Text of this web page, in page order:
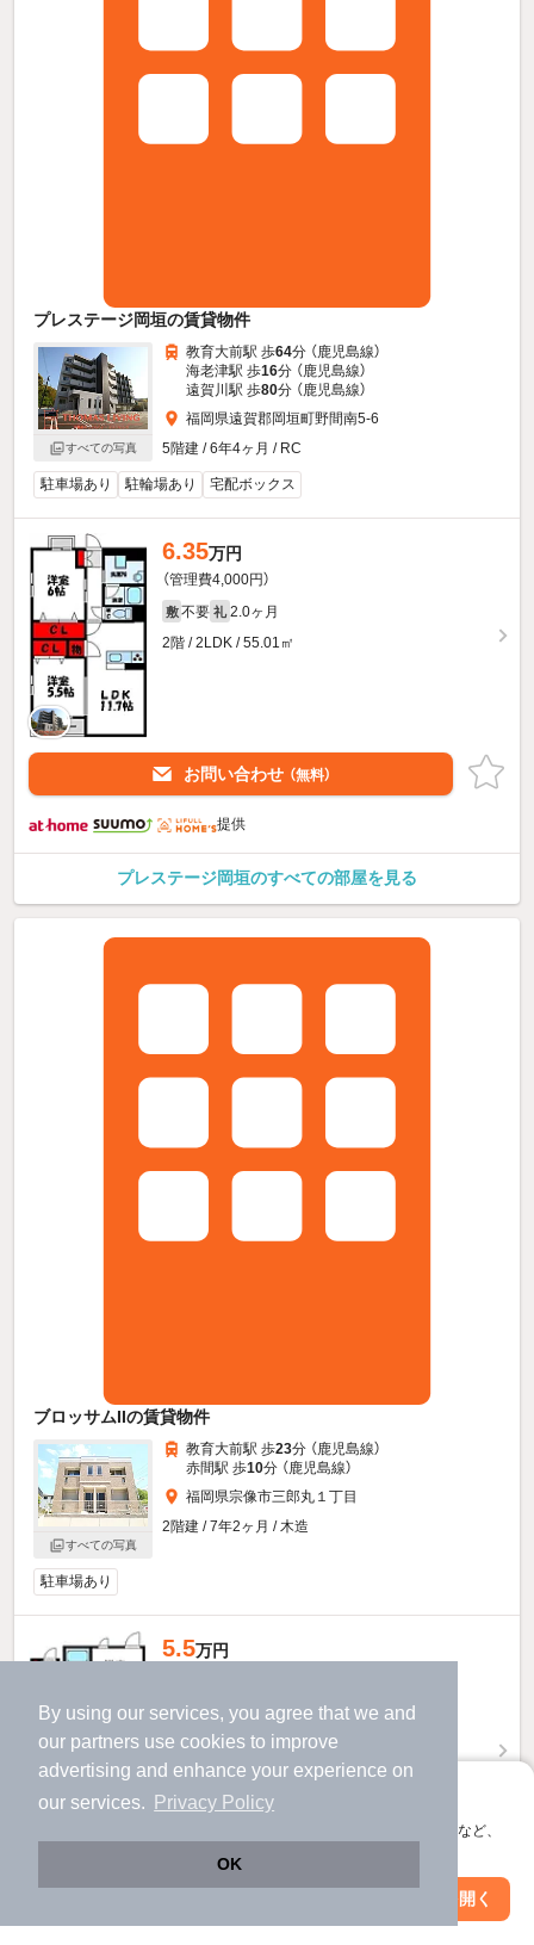
By using our services, you agree that we and
our partners use cookies to improve
advertising and enhance your experience on
our services.
Privacy Policy
OK
アプリに切り替えて、サクサクお部屋探し
会員登録なしですぐ使える。マップ検索やお気に入り保存など、
アプリを開く
プレステージ岡垣の賃貸物件
すべての写真
教育大前駅 歩64分 （鹿児島線）
海老津駅 歩16分 （鹿児島線）
遠賀川駅 歩80分 （鹿児島線）
福岡県遠賀郡岡垣町野間南5-6
5階建 / 6年4ヶ月 / RC
駐車場あり 駐輪場あり 宅配ボックス
6.35万円
（管理費4,000円）
敷 不要 礼 2.0ヶ月
2階 / 2LDK / 55.01㎡
お問い合わせ （無料）
提供
プレステージ岡垣のすべての部屋を見る
ブロッサムIIの賃貸物件
すべての写真
教育大前駅 歩23分 （鹿児島線）
赤間駅 歩10分 （鹿児島線）
福岡県宗像市三郎丸１丁目
2階建 / 7年2ヶ月 / 木造
駐車場あり
5.5万円
敷 1.0ヶ月 礼 不要
2階 / 1LDK / 41.87㎡
絞り込み条件を変更